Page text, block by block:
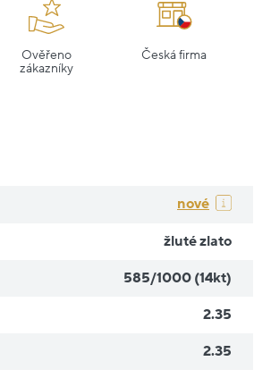
Ověřeno
zákazníky
Česká firma
nové
žluté zlato
585/1000 (14kt)
2.35
2.35